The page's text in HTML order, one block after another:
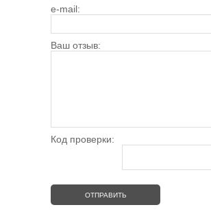
e-mail:
Ваш отзыв:
Код проверки: